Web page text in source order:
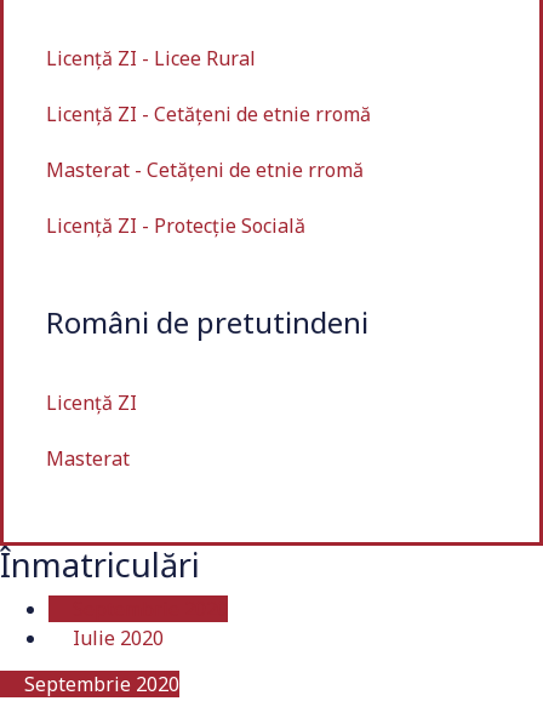
Licență ZI - Licee Rural
Licență ZI - Cetățeni de etnie rromă
Masterat - Cetățeni de etnie rromă
Licență ZI - Protecție Socială
Români de pretutindeni
Licență ZI
Masterat
Înmatriculări
Iulie 2020
Septembrie 2020